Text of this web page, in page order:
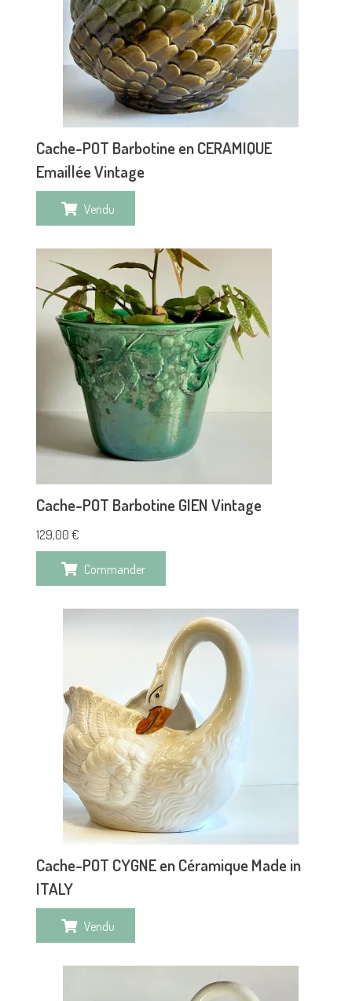
Cache-POT Barbotine en CERAMIQUE
Emaillée Vintage
Vendu
Cache-POT Barbotine GIEN Vintage
129,00 €
Commander
Cache-POT CYGNE en Céramique Made in
ITALY
Vendu